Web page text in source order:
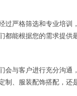
严格筛选和专业培训
能根据您的需求提供
与客户进行充分沟通
制、服装配饰搭配，还